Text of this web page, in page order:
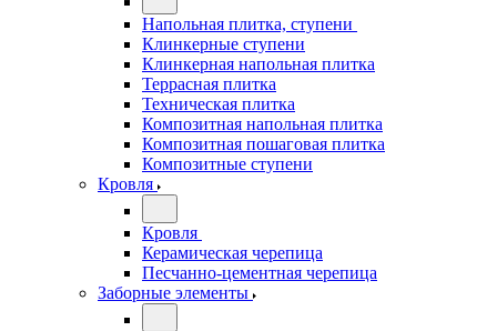
Напольная плитка, ступени
Клинкерные ступени
Клинкерная напольная плитка
Террасная плитка
Техническая плитка
Композитная напольная плитка
Композитная пошаговая плитка
Композитные ступени
Кровля
Кровля
Керамическая черепица
Песчанно-цементная черепица
Заборные элементы